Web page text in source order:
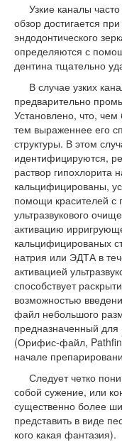
Узкие каналы
обзор достигается
эндодонтического
определяются с
дентина тщательно
В случае узких
предварительно
Установлено, что, чем
тем выраженнее его
структуры. В этом
идентифицируются,
раствор гипохлорита
кальцифицированы,
помощи красителей
ультразвукового
активацию
кальцифицированых
натрия или ЭДТА в
активацией
способствует
возможностью
файл небольшого
предназначенный для
(Орифис-файл,
начале
Следует четко
собой сужение, или
существенно более
представить в виде
кого какая фантазия).